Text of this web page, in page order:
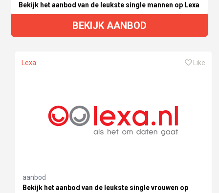
Bekijk het aanbod van de leukste single mannen op Lexa
BEKIJK AANBOD
Lexa Like
aanbod
Bekijk het aanbod van de leukste single vrouwen op